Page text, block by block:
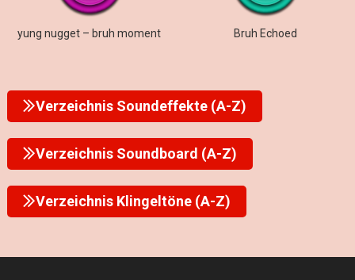
yung nugget – bruh moment Bruh Echoed
Verzeichnis Soundeffekte (A-Z)
Verzeichnis Soundboard (A-Z)
Verzeichnis Klingeltöne (A-Z)